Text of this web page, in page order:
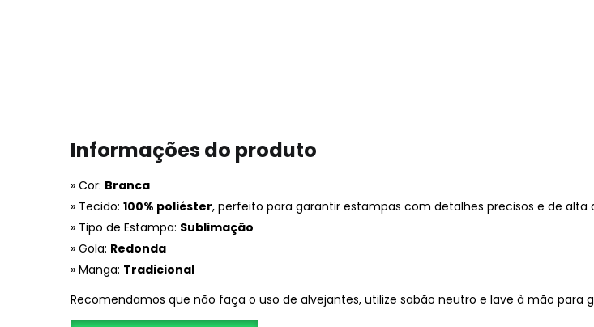
Informações do produto
» Cor: Branca
» Tecido: 100% poliéster, perfeito para garantir estampas com detalhes precisos e de alta
» Tipo de Estampa: Sublimação
» Gola: Redonda
» Manga: Tradicional
Recomendamos que não faça o uso de alvejantes, utilize sabão neutro e lave à mão para